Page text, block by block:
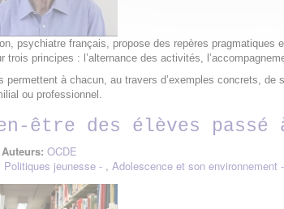
psychiatre français, propose des repères pragmatiques
trois principes : l’alternance des activités,
permettent à chacun, au travers d’exemples concrets, de
ou professionnel.
être des élèves passé
Auteurs: OCDE
Politiques jeunesse , Adolescence et son environnement